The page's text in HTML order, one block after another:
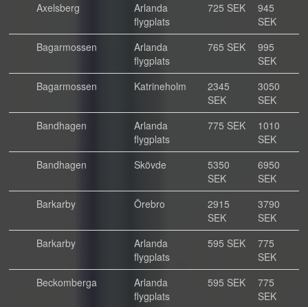
Axelsberg
Arlanda
flygplats
725 SEK
945
SEK
Bagarmossen
Arlanda
flygplats
765 SEK
995
SEK
Bagarmossen
Katrineholm
2345
SEK
3050
SEK
Bandhagen
Arlanda
flygplats
775 SEK
1010
SEK
Bandhagen
Skövde
5350
SEK
6950
SEK
Barkarby
Örebro
2915
SEK
3790
SEK
Barkarby
Arlanda
flygplats
595 SEK
775
SEK
Beckomberga
Arlanda
flygplats
595 SEK
775
SEK